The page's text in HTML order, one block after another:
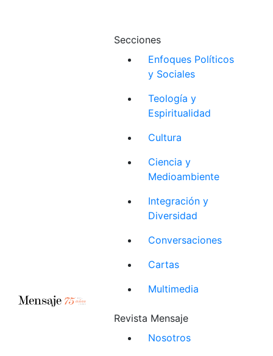
Secciones
Enfoques Políticos
y Sociales
Teología y
Espiritualidad
Cultura
Ciencia y
Medioambiente
Integración y
Diversidad
Conversaciones
Cartas
Multimedia
Revista Mensaje
Nosotros